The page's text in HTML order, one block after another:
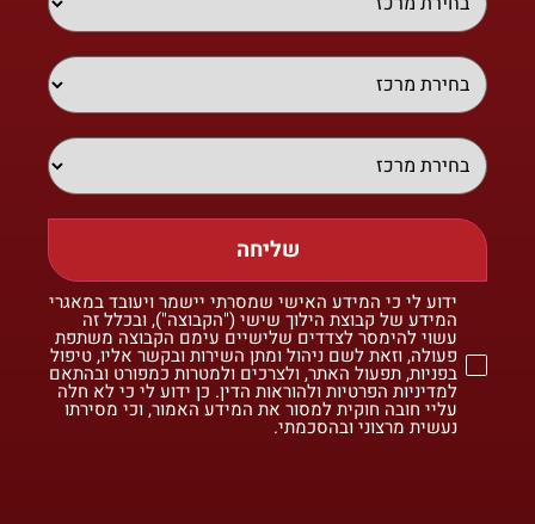
שליחה
ידוע לי כי המידע האישי שמסרתי יישמר ויעובד במאגרי
המידע של קבוצת הילוך שישי ("הקבוצה"), ובכלל זה
עשוי להימסר לצדדים שלישיים עימם הקבוצה משתפת
פעולה, וזאת לשם ניהול ומתן השירות ובקשר אליו, טיפול
בפניות, תפעול האתר, ולצרכים ולמטרות כמפורט ובהתאם
למדיניות הפרטיות ולהוראות הדין. כן ידוע לי כי לא חלה
עליי חובה חוקית למסור את המידע האמור, וכי מסירתו
נעשית מרצוני ובהסכמתי.